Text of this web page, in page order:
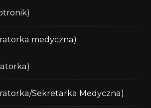
medyczna)
Sekretarka Medyczna)